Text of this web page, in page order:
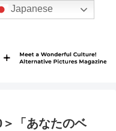
「あなたのベ
Japanese